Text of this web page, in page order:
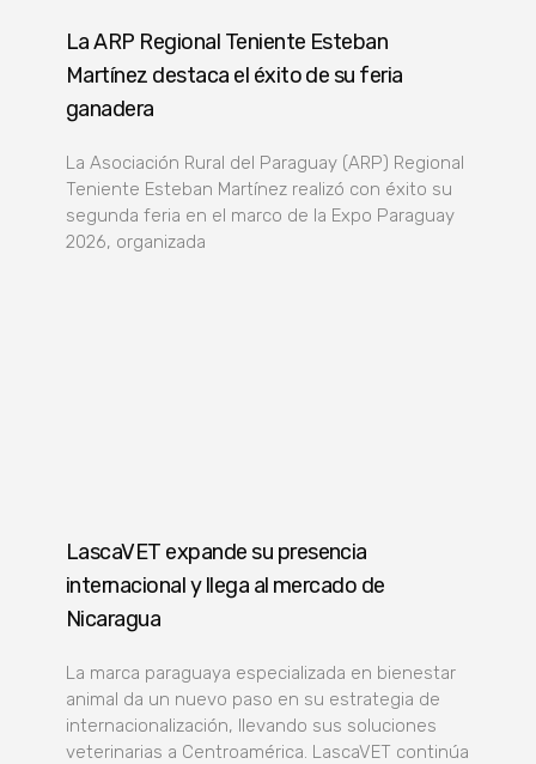
La ARP Regional Teniente Esteban
Martínez destaca el éxito de su feria
ganadera
La Asociación Rural del Paraguay (ARP) Regional
Teniente Esteban Martínez realizó con éxito su
segunda feria en el marco de la Expo Paraguay
2026, organizada
LascaVET expande su presencia
internacional y llega al mercado de
Nicaragua
La marca paraguaya especializada en bienestar
animal da un nuevo paso en su estrategia de
internacionalización, llevando sus soluciones
veterinarias a Centroamérica. LascaVET continúa